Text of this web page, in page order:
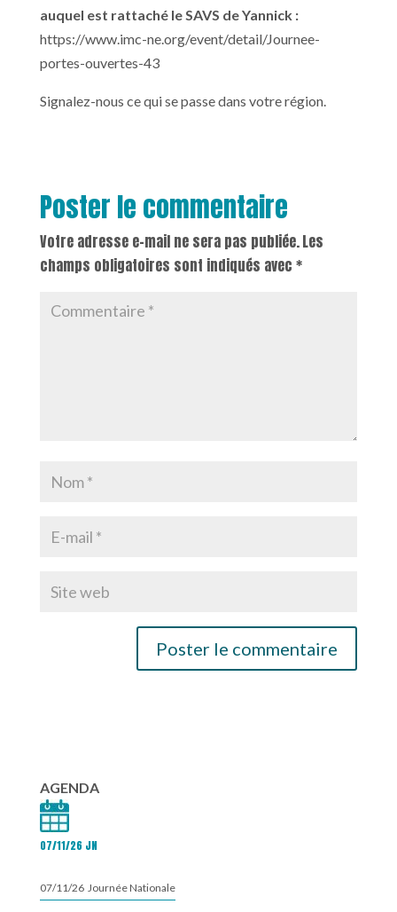
auquel est rattaché le SAVS de Yannick :
https://www.imc-ne.org/event/detail/Journee-
portes-ouvertes-43
Signalez-nous ce qui se passe dans votre région.
Poster le commentaire
Votre adresse e-mail ne sera pas publiée.Les
champs obligatoires sont indiqués avec *
AGENDA
07/11/26 JN
07/11/26 Journée Nationale